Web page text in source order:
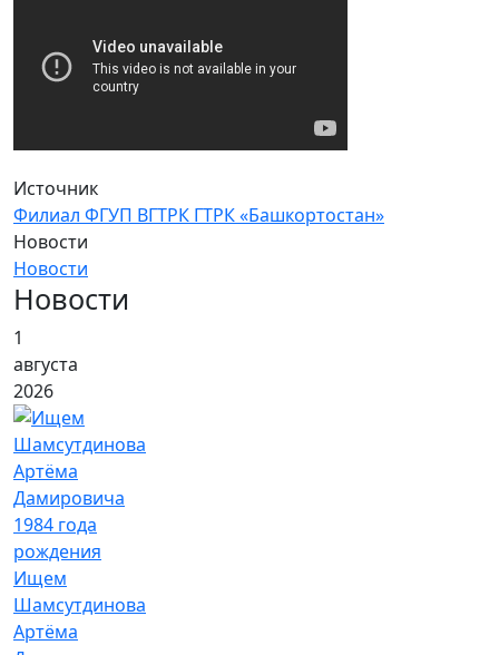
Источник
Филиал ФГУП ВГТРК ГТРК «Башкортостан»
Новости
Новости
Новости
1
августа
2026
Ищем
Шамсутдинова
Артёма